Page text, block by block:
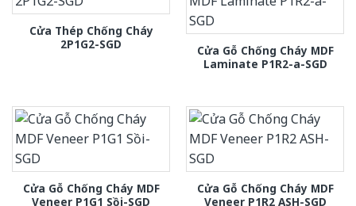
Cửa Thép Chống Cháy
2P1G2-SGD
Cửa Gỗ Chống Cháy MDF
Laminate P1R2-a-SGD
Cửa Gỗ Chống Cháy MDF
Veneer P1G1 Sồi-SGD
Cửa Gỗ Chống Cháy MDF
Veneer P1R2 ASH-SGD